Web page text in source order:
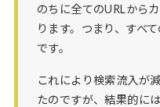
のちに全てのURLから
ります。つまり、すべ
です。
これにより検索流入が
たのですが、結果的に